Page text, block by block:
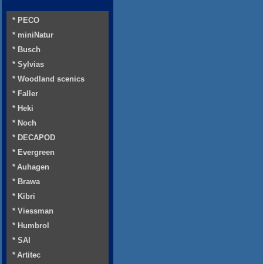
* PECO
* miniNatur
* Busch
* Sylvias
* Woodland scenics
* Faller
* Heki
* Noch
* DECAPOD
* Evergreen
* Auhagen
* Brawa
* Kibri
* Viessman
* Humbrol
* SAI
* Artitec